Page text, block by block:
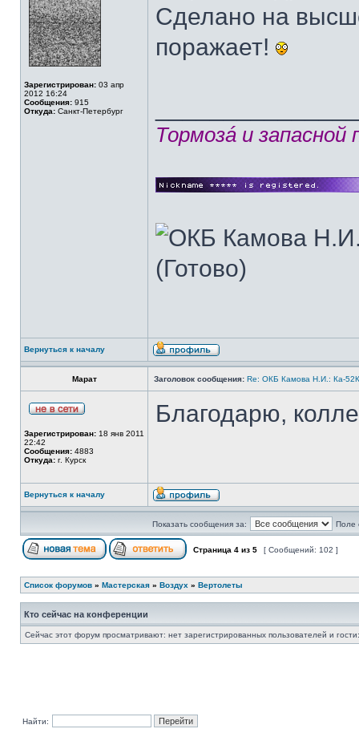
Зарегистрирован: 03 апр
2012 16:24
Сообщения: 915
Откуда: Санкт-Петербург
Сделано на
поражает!
Тормозá и
Вернуться к началу
Марат Заголовок сообщения: Re: ОКБ Камова Н.И.: Ка-
Зарегистрирован: 18 янв 2011
22:42
Сообщения: 4883
Откуда: г. Курск
Благодарю,
Вернуться к началу
Показать сообщения за: Поле
Страница 4 из 5 [ Сообщений: 102 ]
Список форумов » Мастерская » Воздух » Вертолеты
Кто сейчас на конференции
Сейчас этот форум просматривают: нет зарегистрированных пользователей и
Найти: